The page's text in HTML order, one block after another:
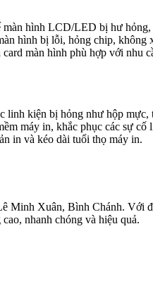
màn hình LCD/LED bị hư
hình bị lỗi, hỏng chip,
màn hình phù hợp với nhu
linh kiện bị hỏng như hộp
máy in, khắc phục các sự cố
in và kéo dài tuổi thọ máy in.
Minh Xuân, Bình Chánh.
nhanh chóng và hiệu quả.